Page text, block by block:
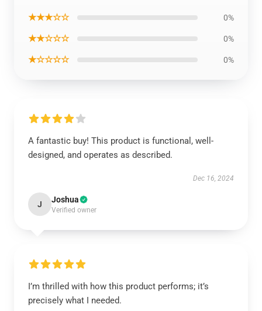
★★★☆☆ 0%
★★☆☆☆ 0%
★☆☆☆☆ 0%
A fantastic buy! This product is functional, well-
designed, and operates as described.
Dec 16, 2024
J Joshua
Verified owner
I’m thrilled with how this product performs; it’s
precisely what I needed.